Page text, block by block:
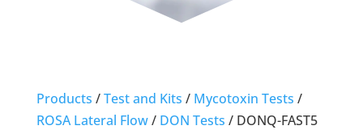
Products /Test and Kits / Mycotoxin Tests /
ROSA Lateral Flow/ DON Tests / DONQ-FAST5